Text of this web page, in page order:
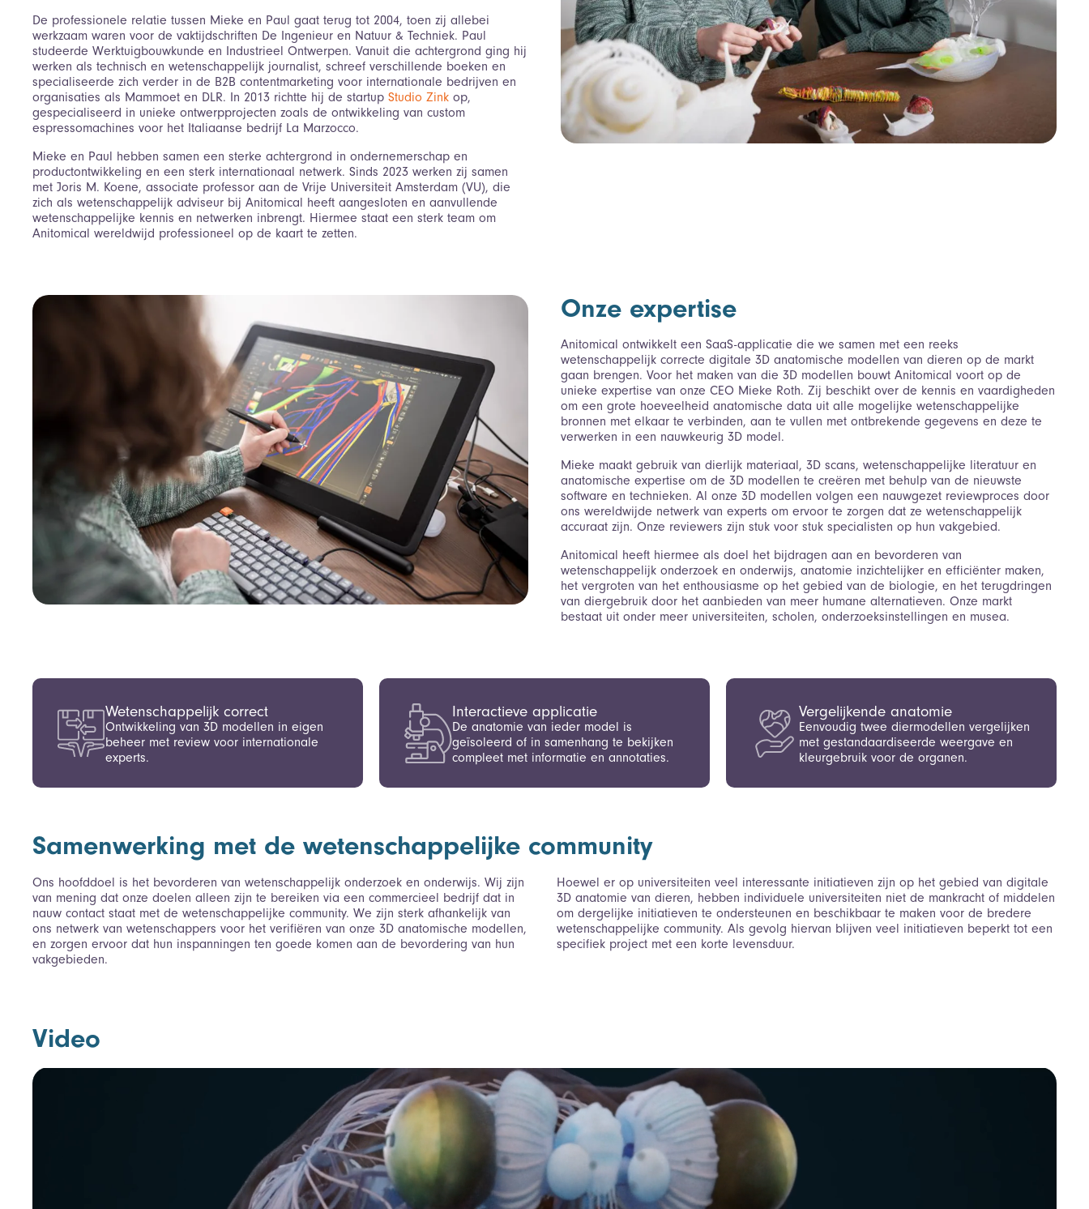
De professionele relatie tussen Mieke en Paul gaat terug tot 2004, toen zij allebei
werkzaam waren voor de vaktijdschriften De Ingenieur en Natuur & Techniek. Paul
studeerde Werktuigbouwkunde en Industrieel Ontwerpen. Vanuit die achtergrond ging hij
werken als technisch en wetenschappelijk journalist, schreef verschillende boeken en
specialiseerde zich verder in de B2B contentmarketing voor internationale bedrijven en
organisaties als Mammoet en DLR. In 2013 richtte hij de startup Studio Zink op,
gespecialiseerd in unieke ontwerpprojecten zoals de ontwikkeling van custom
espressomachines voor het Italiaanse bedrijf La Marzocco.
Mieke en Paul hebben samen een sterke achtergrond in ondernemerschap en
productontwikkeling en een sterk internationaal netwerk. Sinds 2023 werken zij samen
met Joris M. Koene, associate professor aan de Vrije Universiteit Amsterdam (VU), die
zich als wetenschappelijk adviseur bij Anitomical heeft aangesloten en aanvullende
wetenschappelijke kennis en netwerken inbrengt. Hiermee staat een sterk team om
Anitomical wereldwijd professioneel op de kaart te zetten.
Onze expertise
Anitomical ontwikkelt een ​​SaaS-applicatie die we samen met een reeks
wetenschappelijk correcte digitale 3D anatomische modellen van dieren op de markt
gaan brengen. Voor het maken van die 3D modellen bouwt Anitomical voort op de
unieke expertise van onze CEO Mieke Roth. Zij beschikt over de kennis en vaardigheden
om een ​​grote hoeveelheid anatomische data uit alle mogelijke wetenschappelijke
bronnen met elkaar te verbinden, aan te vullen met ontbrekende gegevens en deze te
verwerken in een nauwkeurig 3D model.
Mieke maakt gebruik van dierlijk materiaal, 3D scans, wetenschappelijke literatuur en
anatomische expertise om de 3D modellen te creëren met behulp van de nieuwste
software en technieken. Al onze 3D modellen volgen een nauwgezet reviewproces door
ons wereldwijde netwerk van experts om ervoor te zorgen dat ze wetenschappelijk
accuraat zijn. Onze reviewers zijn stuk voor stuk specialisten op hun vakgebied.
Anitomical heeft hiermee als doel het bijdragen aan en bevorderen van
wetenschappelijk onderzoek en onderwijs, anatomie inzichtelijker en efficiënter maken,
het vergroten van het enthousiasme op het gebied van de biologie, en het terugdringen
van diergebruik door het aanbieden van meer humane alternatieven. Onze markt
bestaat uit onder meer universiteiten, scholen, onderzoeksinstellingen en musea.
Wetenschappelijk correct
Ontwikkeling van 3D modellen in eigen
beheer met review voor internationale
experts.
Interactieve applicatie
De anatomie van ieder model is
geïsoleerd of in samenhang te bekijken
compleet met informatie en annotaties.
Vergelijkende anatomie
Eenvoudig twee diermodellen vergelijken
met gestandaardiseerde weergave en
kleurgebruik voor de organen.
Samenwerking met de wetenschappelijke community
Ons hoofddoel is het bevorderen van wetenschappelijk onderzoek en onderwijs. Wij zijn
van mening dat onze doelen alleen zijn te bereiken via een commercieel bedrijf dat in
nauw contact staat met de wetenschappelijke community. We zijn sterk afhankelijk van
ons netwerk van wetenschappers voor het verifiëren van onze 3D anatomische modellen,
en zorgen ervoor dat hun inspanningen ten goede komen aan de bevordering van hun
vakgebieden.
Hoewel er op universiteiten veel interessante initiatieven zijn op het gebied van digitale
3D anatomie van dieren, hebben individuele universiteiten niet de mankracht of middelen
om dergelijke initiatieven te ondersteunen en beschikbaar te maken voor de bredere
wetenschappelijke community. Als gevolg hiervan blijven veel initiatieven beperkt tot een
specifiek project met een korte levensduur.
Video